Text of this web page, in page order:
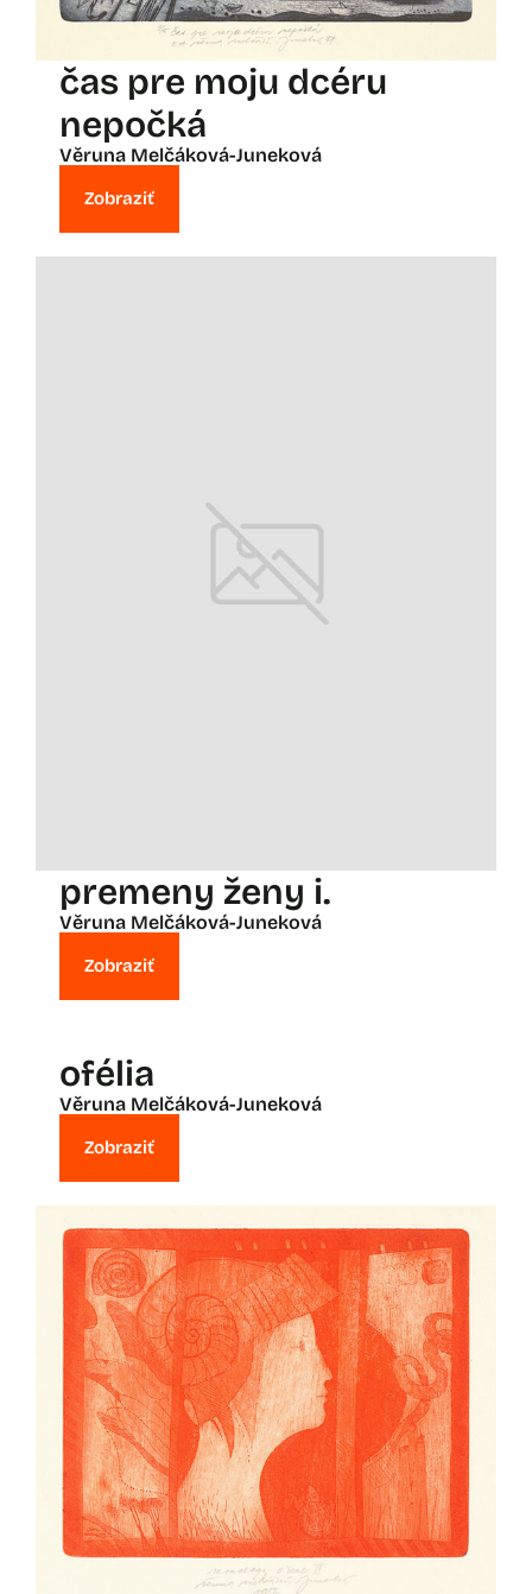
čas pre moju dcéru
nepočká
Věruna Melčáková-Juneková
Zobraziť
premeny ženy i.
Věruna Melčáková-Juneková
Zobraziť
ofélia
Věruna Melčáková-Juneková
Zobraziť